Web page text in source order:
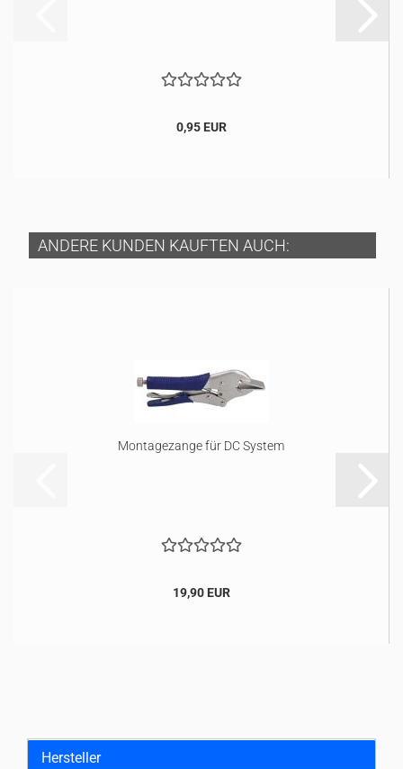
0,95 EUR
ANDERE KUNDEN KAUFTEN AUCH:
Montagezange für DC System
19,90 EUR
Hersteller